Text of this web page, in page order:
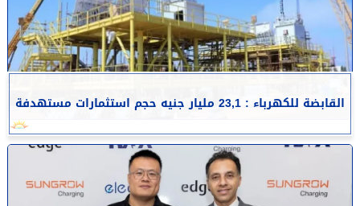
القابضة للكهرباء : 23,1 مليار جنيه حجم استثمارات مستهدفة